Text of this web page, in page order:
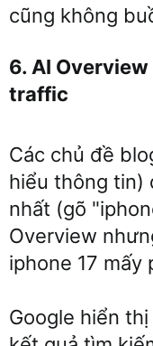
cũng không
6. AI
traffic
Các chủ đề
hiểu thông tin)
nhất (gõ
Overview
iphone 17 mấy
Google hiển